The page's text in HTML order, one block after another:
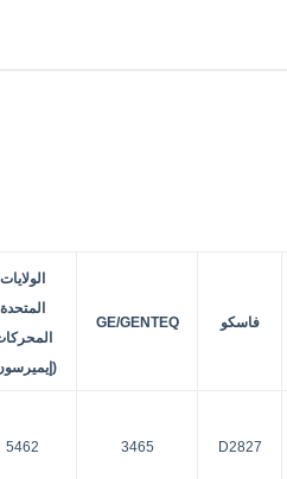
فاسكو GE/GENTEQ
الولايات
المتحدة
D2827
3465
5462